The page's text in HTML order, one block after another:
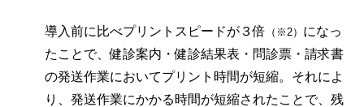
導入前に比べプリントスピードが３倍 （※2） になっ
たことで、健診案内・健診結果表・問診票・請求書
の発送作業においてプリント時間が短縮。それによ
り、発送作業にかかる時間が短縮されたことで、残